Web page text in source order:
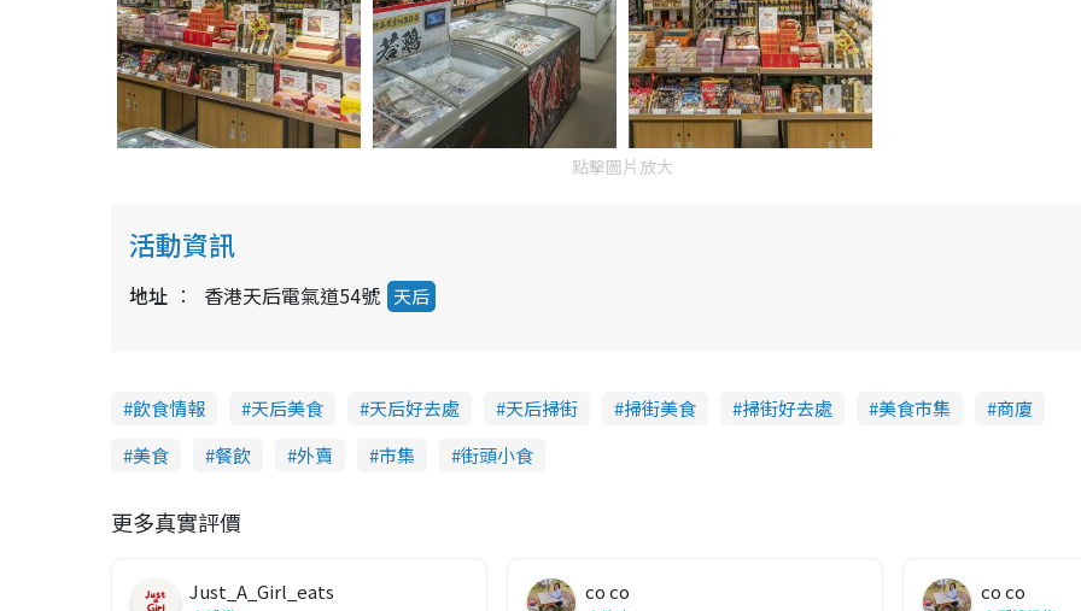
點擊圖片放大
活動資訊
地址 香港天后電氣道54號 天后
飲食情報 天后美食 天后好去處 天后掃街 掃街美食 掃街好去處 美食市集
商廈
美食
餐飲 外賣 市集 街頭小食
更多真實評價
Just_A_Girl_eats co co co co